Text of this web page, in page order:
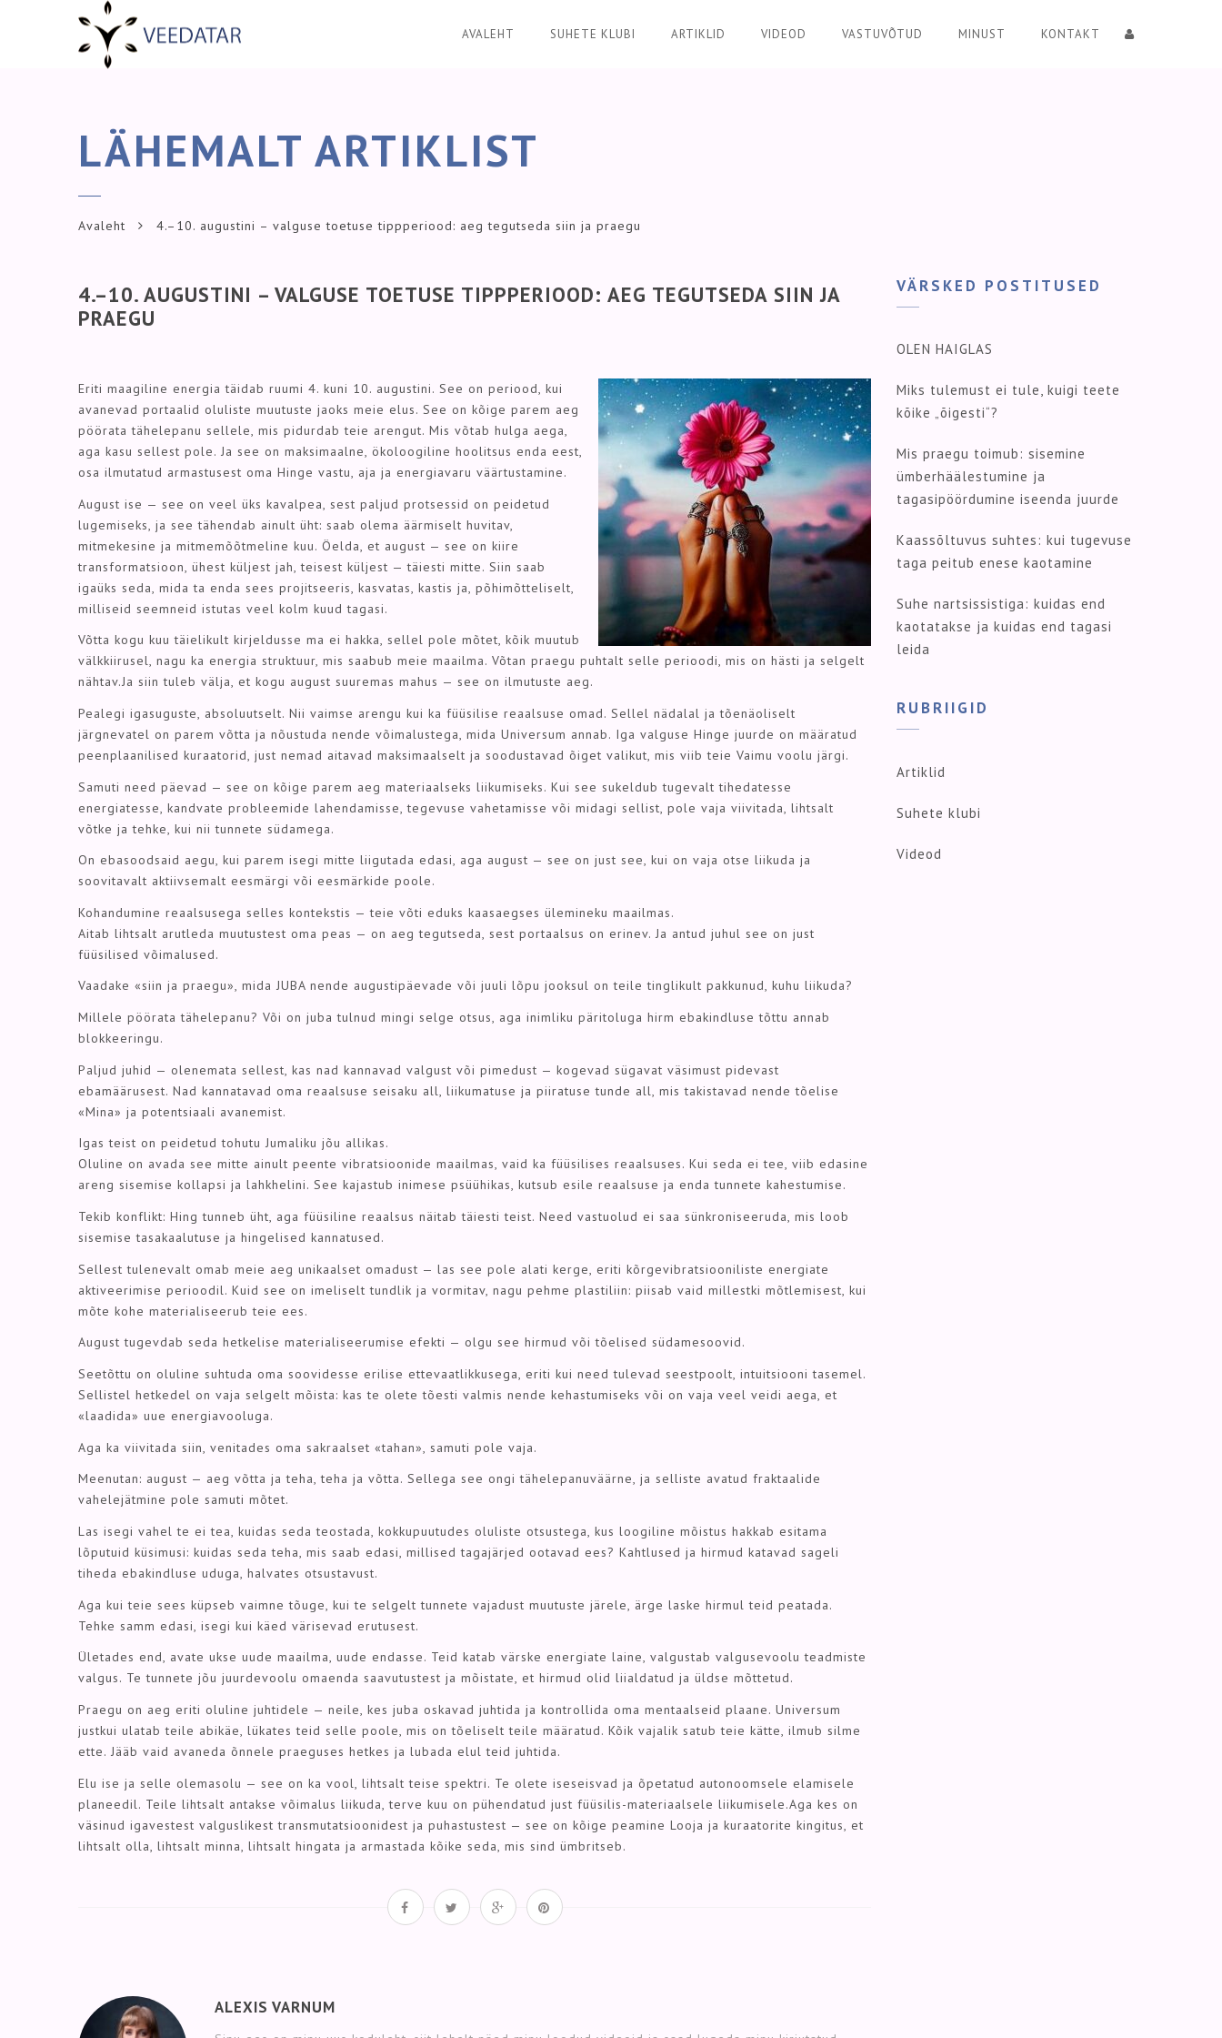
AVALEHT SUHETE KLUBI ARTIKLID VIDEOD VASTUVÕTUD MINUST KONTAKT
LÄHEMALT ARTIKLIST
Avaleht 4.–10. augustini – valguse toetuse tippperiood: aeg tegutseda siin ja praegu
4.–10. AUGUSTINI – VALGUSE TOETUSE TIPPPERIOOD: AEG TEGUTSEDA SIIN JA
PRAEGU
Eriti maagiline energia täidab ruumi 4. kuni 10. augustini. See on periood, kui
avanevad portaalid oluliste muutuste jaoks meie elus. See on kõige parem aeg
pöörata tähelepanu sellele, mis pidurdab teie arengut. Mis võtab hulga aega,
aga kasu sellest pole. Ja see on maksimaalne, ökoloogiline hoolitsus enda eest,
osa ilmutatud armastusest oma Hinge vastu, aja ja energiavaru väärtustamine.
August ise — see on veel üks kavalpea, sest paljud protsessid on peidetud
lugemiseks, ja see tähendab ainult üht: saab olema äärmiselt huvitav,
mitmekesine ja mitmemõõtmeline kuu. Öelda, et august — see on kiire
transformatsioon, ühest küljest jah, teisest küljest — täiesti mitte. Siin saab
igaüks seda, mida ta enda sees projitseeris, kasvatas, kastis ja, põhimõtteliselt,
milliseid seemneid istutas veel kolm kuud tagasi.
Võtta kogu kuu täielikult kirjeldusse ma ei hakka, sellel pole mõtet, kõik muutub
välkkiirusel, nagu ka energia struktuur, mis saabub meie maailma. Võtan praegu puhtalt selle perioodi, mis on hästi ja selgelt
nähtav.Ja siin tuleb välja, et kogu august suuremas mahus — see on ilmutuste aeg.
Pealegi igasuguste, absoluutselt. Nii vaimse arengu kui ka füüsilise reaalsuse omad. Sellel nädalal ja tõenäoliselt
järgnevatel on parem võtta ja nõustuda nende võimalustega, mida Universum annab. Iga valguse Hinge juurde on määratud
peenplaanilised kuraatorid, just nemad aitavad maksimaalselt ja soodustavad õiget valikut, mis viib teie Vaimu voolu järgi.
Samuti need päevad — see on kõige parem aeg materiaalseks liikumiseks. Kui see sukeldub tugevalt tihedatesse
energiatesse, kandvate probleemide lahendamisse, tegevuse vahetamisse või midagi sellist, pole vaja viivitada, lihtsalt
võtke ja tehke, kui nii tunnete südamega.
On ebasoodsaid aegu, kui parem isegi mitte liigutada edasi, aga august — see on just see, kui on vaja otse liikuda ja
soovitavalt aktiivsemalt eesmärgi või eesmärkide poole.
Kohandumine reaalsusega selles kontekstis — teie võti eduks kaasaegses ülemineku maailmas.
Aitab lihtsalt arutleda muutustest oma peas — on aeg tegutseda, sest portaalsus on erinev. Ja antud juhul see on just
füüsilised võimalused.
Vaadake «siin ja praegu», mida JUBA nende augustipäevade või juuli lõpu jooksul on teile tinglikult pakkunud, kuhu liikuda?
Millele pöörata tähelepanu? Või on juba tulnud mingi selge otsus, aga inimliku päritoluga hirm ebakindluse tõttu annab
blokkeeringu.
Paljud juhid — olenemata sellest, kas nad kannavad valgust või pimedust — kogevad sügavat väsimust pidevast
ebamäärusest. Nad kannatavad oma reaalsuse seisaku all, liikumatuse ja piiratuse tunde all, mis takistavad nende tõelise
«Mina» ja potentsiaali avanemist.
Igas teist on peidetud tohutu Jumaliku jõu allikas.
Oluline on avada see mitte ainult peente vibratsioonide maailmas, vaid ka füüsilises reaalsuses. Kui seda ei tee, viib edasine
areng sisemise kollapsi ja lahkhelini. See kajastub inimese psüühikas, kutsub esile reaalsuse ja enda tunnete kahestumise.
Tekib konflikt: Hing tunneb üht, aga füüsiline reaalsus näitab täiesti teist. Need vastuolud ei saa sünkroniseeruda, mis loob
sisemise tasakaalutuse ja hingelised kannatused.
Sellest tulenevalt omab meie aeg unikaalset omadust — las see pole alati kerge, eriti kõrgevibratsiooniliste energiate
aktiveerimise perioodil. Kuid see on imeliselt tundlik ja vormitav, nagu pehme plastiliin: piisab vaid millestki mõtlemisest, kui
mõte kohe materialiseerub teie ees.
August tugevdab seda hetkelise materialiseerumise efekti — olgu see hirmud või tõelised südamesoovid.
Seetõttu on oluline suhtuda oma soovidesse erilise ettevaatlikkusega, eriti kui need tulevad seestpoolt, intuitsiooni tasemel.
Sellistel hetkedel on vaja selgelt mõista: kas te olete tõesti valmis nende kehastumiseks või on vaja veel veidi aega, et
«laadida» uue energiavooluga.
Aga ka viivitada siin, venitades oma sakraalset «tahan», samuti pole vaja.
Meenutan: august — aeg võtta ja teha, teha ja võtta. Sellega see ongi tähelepanuväärne, ja selliste avatud fraktaalide
vahelejätmine pole samuti mõtet.
Las isegi vahel te ei tea, kuidas seda teostada, kokkupuutudes oluliste otsustega, kus loogiline mõistus hakkab esitama
lõputuid küsimusi: kuidas seda teha, mis saab edasi, millised tagajärjed ootavad ees? Kahtlused ja hirmud katavad sageli
tiheda ebakindluse uduga, halvates otsustavust.
Aga kui teie sees küpseb vaimne tõuge, kui te selgelt tunnete vajadust muutuste järele, ärge laske hirmul teid peatada.
Tehke samm edasi, isegi kui käed värisevad erutusest.
Ületades end, avate ukse uude maailma, uude endasse. Teid katab värske energiate laine, valgustab valgusevoolu teadmiste
valgus. Te tunnete jõu juurdevoolu omaenda saavutustest ja mõistate, et hirmud olid liialdatud ja üldse mõttetud.
Praegu on aeg eriti oluline juhtidele — neile, kes juba oskavad juhtida ja kontrollida oma mentaalseid plaane. Universum
justkui ulatab teile abikäe, lükates teid selle poole, mis on tõeliselt teile määratud. Kõik vajalik satub teie kätte, ilmub silme
ette. Jääb vaid avaneda õnnele praeguses hetkes ja lubada elul teid juhtida.
Elu ise ja selle olemasolu — see on ka vool, lihtsalt teise spektri. Te olete iseseisvad ja õpetatud autonoomsele elamisele
planeedil. Teile lihtsalt antakse võimalus liikuda, terve kuu on pühendatud just füüsilis-materiaalsele liikumisele.Aga kes on
väsinud igavestest valguslikest transmutatsioonidest ja puhastustest — see on kõige peamine Looja ja kuraatorite kingitus, et
lihtsalt olla, lihtsalt minna, lihtsalt hingata ja armastada kõike seda, mis sind ümbritseb.
ALEXIS VARNUM
VÄRSKED POSTITUSED
OLEN HAIGLAS
Miks tulemust ei tule, kuigi teete
kõike „õigesti“?
Mis praegu toimub: sisemine
ümberhäälestumine ja
tagasipöördumine iseenda juurde
Kaassõltuvus suhtes: kui tugevuse
taga peitub enese kaotamine
Suhe nartsissistiga: kuidas end
kaotatakse ja kuidas end tagasi
leida
RUBRIIGID
Artiklid
Suhete klubi
Videod